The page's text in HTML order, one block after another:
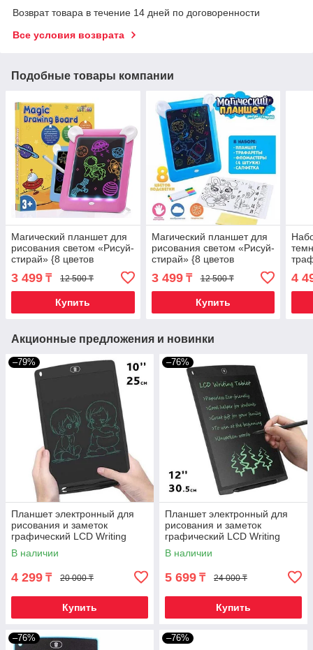
Возврат товара в течение 14 дней по договоренности
Все условия возврата
Подобные товары компании
Магический планшет для
рисования светом «Рисуй-
стирай» {8 цветов
подсветки, трафареты,
фломастеры} (Розовый /
3 499 ₸ 12 500 ₸
Купить
Магический планшет для
рисования светом «Рисуй-
стирай» {8 цветов
подсветки, трафареты,
фломастеры} (Голубой /
3 499₸ 12 500 ₸
Купить
4
Акционные предложения и новинки
–79%
Планшет электронный для
рисования и заметок
графический LCD Writing
Tablet со стилусом (10
дюймов)
В наличии
4 299 ₸ 20 000 ₸
Купить
–76%
Планшет электронный для
рисования и заметок
графический LCD Writing
Tablet со стилусом (12
дюймов)
В наличии
5 699 ₸ 24 000 ₸
Купить
–76% –76%